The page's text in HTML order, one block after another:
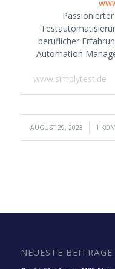
beruflicher
Automation
www.simplytest.de
AUGUST 29, 2023
/ 1 /
NEUESTE BEITRÄGE